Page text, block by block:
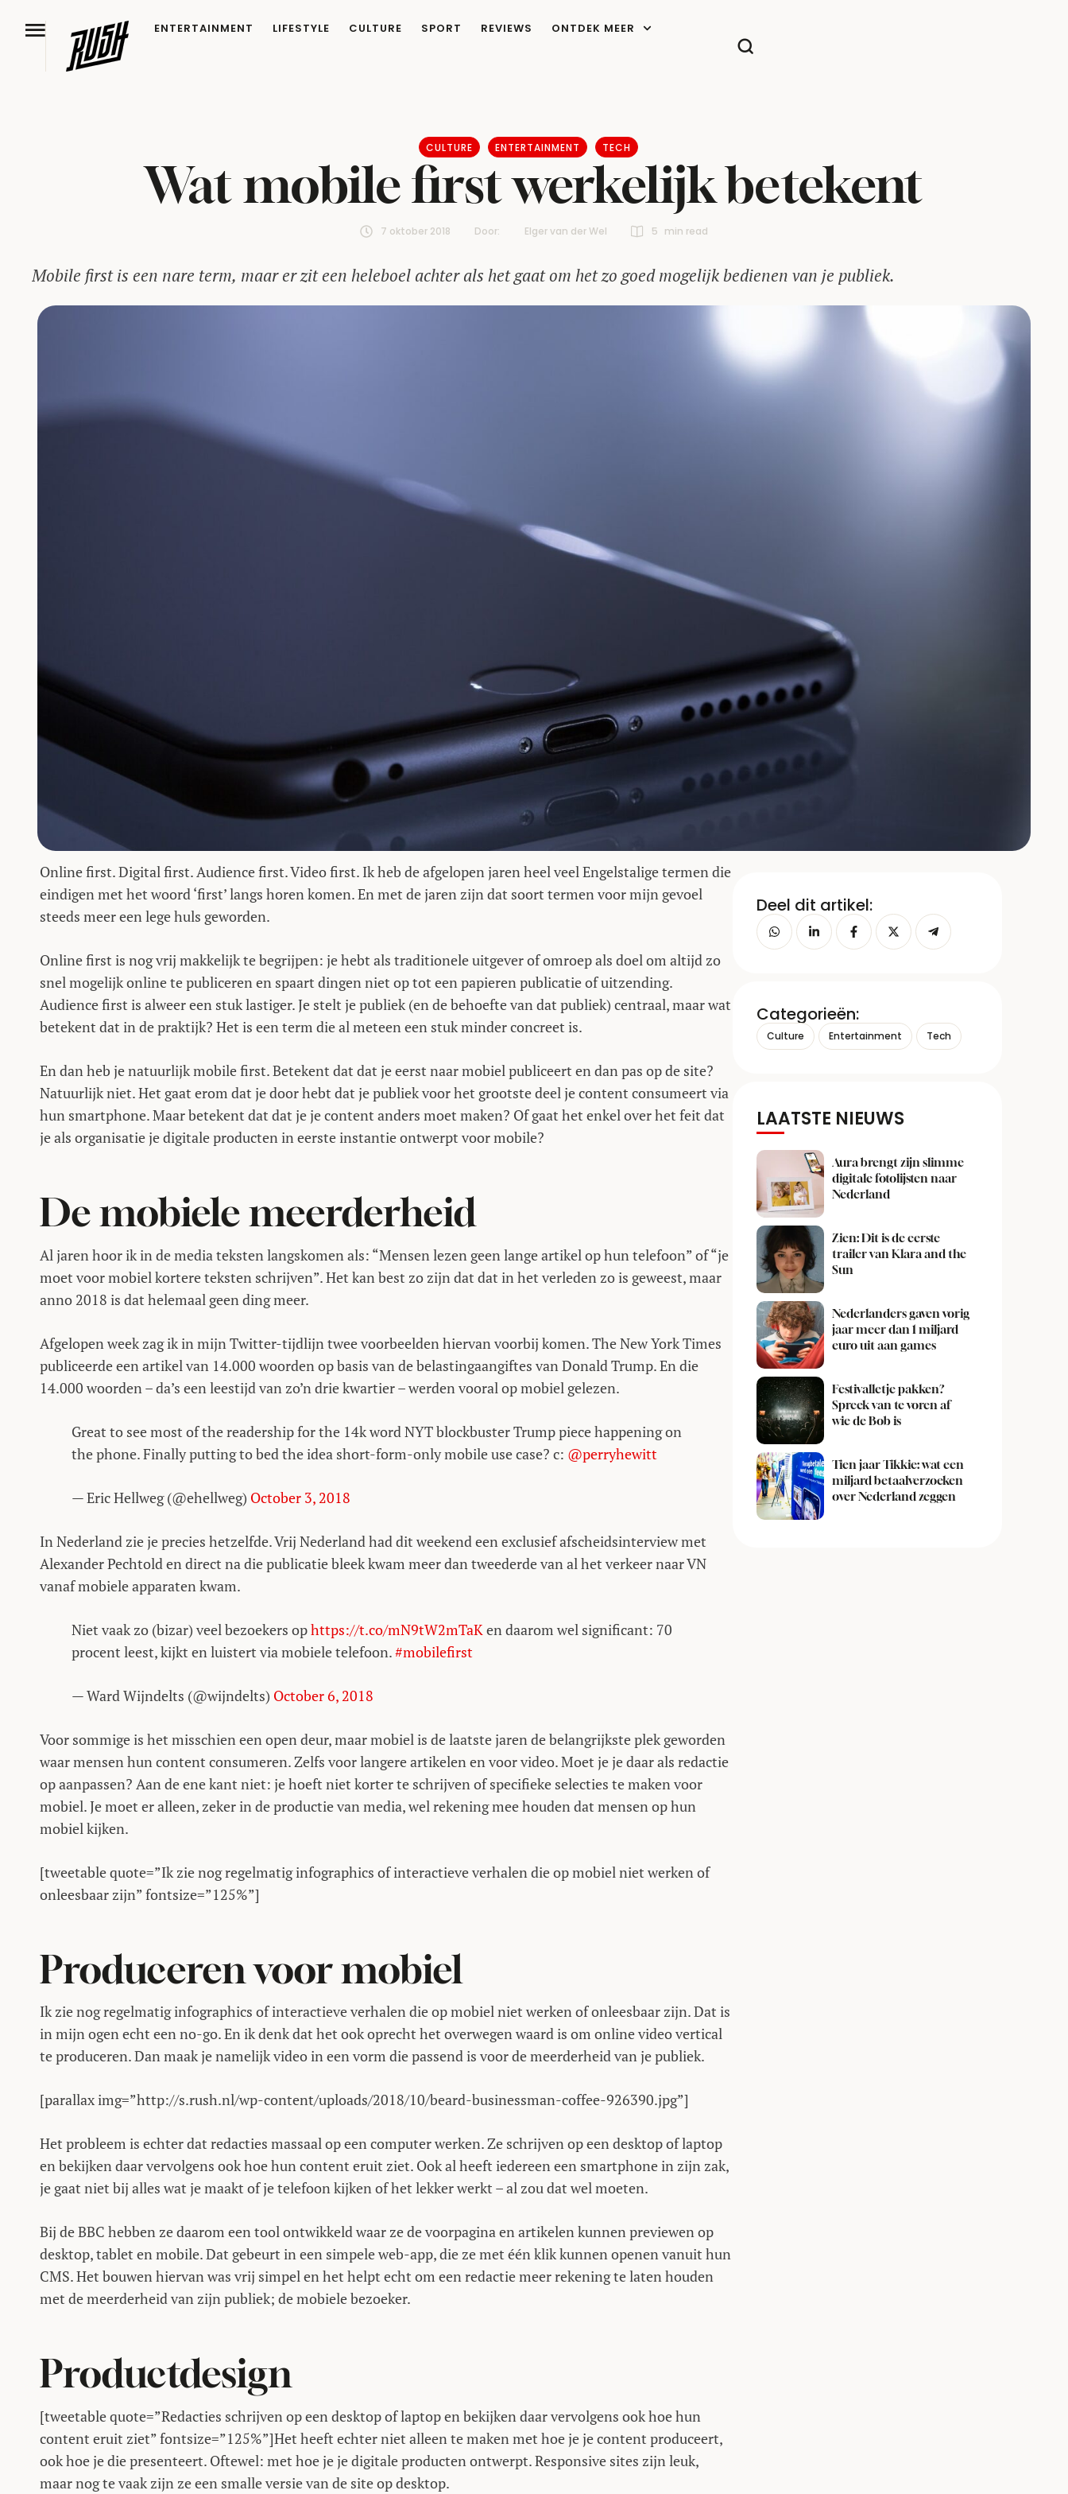
ENTERTAINMENT LIFESTYLE CULTURE SPORT REVIEWS ONTDEK MEER
CULTURE ENTERTAINMENT TECH
Wat mobile first werkelijk betekent
7 oktober 2018 Door: Elger van der Wel 5 min read
Mobile first is een nare term, maar er zit een heleboel achter als het gaat om het zo goed mogelijk bedienen van je publiek.
Online first. Digital first. Audience first. Video first. Ik heb de afgelopen jaren heel veel Engelstalige termen die
eindigen met het woord ‘first’ langs horen komen. En met de jaren zijn dat soort termen voor mijn gevoel
steeds meer een lege huls geworden.
Online first is nog vrij makkelijk te begrijpen: je hebt als traditionele uitgever of omroep als doel om altijd zo
snel mogelijk online te publiceren en spaart dingen niet op tot een papieren publicatie of uitzending.
Audience first is alweer een stuk lastiger. Je stelt je publiek (en de behoefte van dat publiek) centraal, maar wat
betekent dat in de praktijk? Het is een term die al meteen een stuk minder concreet is.
En dan heb je natuurlijk mobile first. Betekent dat dat je eerst naar mobiel publiceert en dan pas op de site?
Natuurlijk niet. Het gaat erom dat je door hebt dat je publiek voor het grootste deel je content consumeert via
hun smartphone. Maar betekent dat dat je je content anders moet maken? Of gaat het enkel over het feit dat
je als organisatie je digitale producten in eerste instantie ontwerpt voor mobile?
De mobiele meerderheid
Al jaren hoor ik in de media teksten langskomen als: “Mensen lezen geen lange artikel op hun telefoon” of “je
moet voor mobiel kortere teksten schrijven”. Het kan best zo zijn dat dat in het verleden zo is geweest, maar
anno 2018 is dat helemaal geen ding meer.
Afgelopen week zag ik in mijn Twitter-tijdlijn twee voorbeelden hiervan voorbij komen. The New York Times
publiceerde een artikel van 14.000 woorden op basis van de belastingaangiftes van Donald Trump. En die
14.000 woorden – da’s een leestijd van zo’n drie kwartier – werden vooral op mobiel gelezen.
Great to see most of the readership for the 14k word NYT blockbuster Trump piece happening on
the phone. Finally putting to bed the idea short-form-only mobile use case? c: @perryhewitt
— Eric Hellweg (@ehellweg) October 3, 2018
In Nederland zie je precies hetzelfde. Vrij Nederland had dit weekend een exclusief afscheidsinterview met
Alexander Pechtold en direct na die publicatie bleek kwam meer dan tweederde van al het verkeer naar VN
vanaf mobiele apparaten kwam.
Niet vaak zo (bizar) veel bezoekers ophttps://t.co/mN9tW2mTaK en daarom wel significant: 70
procent leest, kijkt en luistert via mobiele telefoon.#mobilefirst
— Ward Wijndelts (@wijndelts) October 6, 2018
Voor sommige is het misschien een open deur, maar mobiel is de laatste jaren de belangrijkste plek geworden
waar mensen hun content consumeren. Zelfs voor langere artikelen en voor video. Moet je je daar als redactie
op aanpassen? Aan de ene kant niet: je hoeft niet korter te schrijven of specifieke selecties te maken voor
mobiel. Je moet er alleen, zeker in de productie van media, wel rekening mee houden dat mensen op hun
mobiel kijken.
[tweetable quote=”Ik zie nog regelmatig infographics of interactieve verhalen die op mobiel niet werken of
onleesbaar zijn” fontsize=”125%”]
Produceren voor mobiel
Ik zie nog regelmatig infographics of interactieve verhalen die op mobiel niet werken of onleesbaar zijn. Dat is
in mijn ogen echt een no-go. En ik denk dat het ook oprecht het overwegen waard is om online video vertical
te produceren. Dan maak je namelijk video in een vorm die passend is voor de meerderheid van je publiek.
[parallax img=”http://s.rush.nl/wp-content/uploads/2018/10/beard-businessman-coffee-926390.jpg”]
Het probleem is echter dat redacties massaal op een computer werken. Ze schrijven op een desktop of laptop
en bekijken daar vervolgens ook hoe hun content eruit ziet. Ook al heeft iedereen een smartphone in zijn zak,
je gaat niet bij alles wat je maakt of je telefoon kijken of het lekker werkt – al zou dat wel moeten.
Bij de BBC hebben ze daarom een tool ontwikkeld waar ze de voorpagina en artikelen kunnen previewen op
desktop, tablet en mobile. Dat gebeurt in een simpele web-app, die ze met één klik kunnen openen vanuit hun
CMS. Het bouwen hiervan was vrij simpel en het helpt echt om een redactie meer rekening te laten houden
met de meerderheid van zijn publiek; de mobiele bezoeker.
Productdesign
[tweetable quote=”Redacties schrijven op een desktop of laptop en bekijken daar vervolgens ook hoe hun
content eruit ziet” fontsize=”125%”]Het heeft echter niet alleen te maken met hoe je je content produceert,
ook hoe je die presenteert. Oftewel: met hoe je je digitale producten ontwerpt. Responsive sites zijn leuk,
maar nog te vaak zijn ze een smalle versie van de site op desktop.
Deel dit artikel:
Categorieën:
Culture Entertainment Tech
LAATSTE NIEUWS
Aura brengt zijn slimme
digitale fotolijsten naar
Nederland
Zien: Dit is de eerste
trailer van Klara and the
Sun
Nederlanders gaven vorig
jaar meer dan 1 miljard
euro uit aan games
Festivalletje pakken?
Spreek van te voren af
wie de Bob is
Tien jaar Tikkie: wat een
miljard betaalverzoeken
over Nederland zeggen